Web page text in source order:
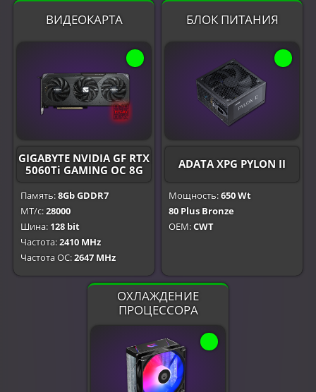
ВИДЕОКАРТА
GIGABYTE NVIDIA GF RTX
5060Ti GAMING OC 8G
Память:8Gb GDDR7
МТ/с:28000
Шина: 128 bit
Частота:2410 MHz
Частота OC:2647 MHz
БЛОК ПИТАНИЯ
ADATA XPG PYLON II
Мощность:650 Wt
80 Plus Bronze
OEM:CWT
ОХЛАЖДЕНИЕ
ПРОЦЕССОРА